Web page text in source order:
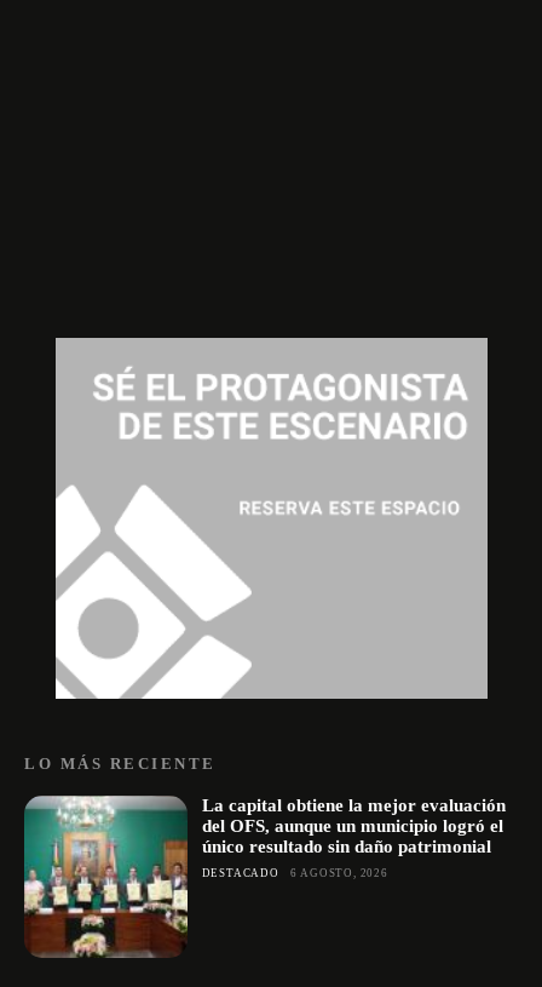
LO MÁS RECIENTE
La capital obtiene la mejor evaluación
del OFS, aunque un municipio logró el
único resultado sin daño patrimonial
DESTACADO 6 AGOSTO, 2026